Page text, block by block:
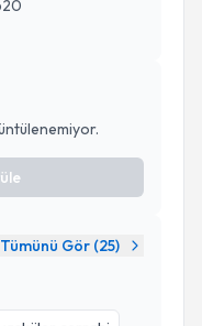
Tümünü Gör (25)